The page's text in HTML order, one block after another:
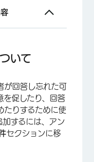
使用した市区町
いて
が回答し忘れた可
を促したり、回答
たりするために使
加するには、アン
セクションに移